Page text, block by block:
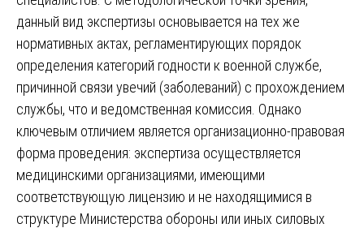
данный вид экспертизы основывается на тех же
нормативных актах, регламентирующих порядок
определения категорий годности к военной службе,
причинной связи увечий (заболеваний) с прохождением
службы, что и ведомственная комиссия. Однако
ключевым отличием является организационно-правовая
форма проведения: экспертиза осуществляется
медицинскими организациями, имеющими
соответствующую лицензию и не находящимися в
структуре Министерства обороны или иных силовых